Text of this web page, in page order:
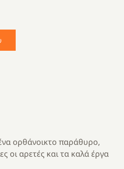
ορθάνοικτο παράθυρο,
οι αρετές και τα καλά έργα